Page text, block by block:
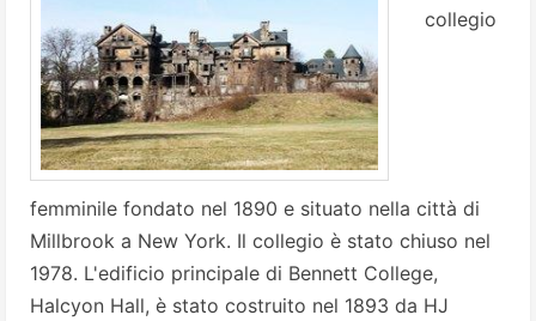
collegio
femminile fondato nel 1890 e situato nella città di
Millbrook a New York. Il collegio è stato chiuso nel
1978. L'edificio principale di Bennett College,
Halcyon Hall, è stato costruito nel 1893 da HJ ​​